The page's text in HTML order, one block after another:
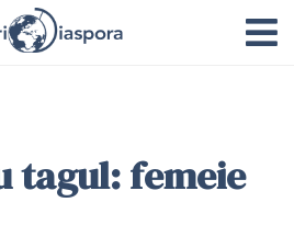
tagul: femeie